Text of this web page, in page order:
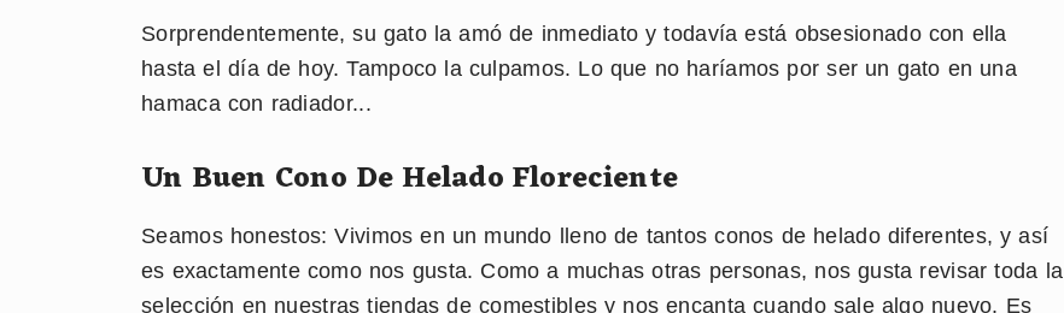
Sorprendentemente, su gato la amó de inmediato y todavía está obsesionado con ella
hasta el día de hoy. Tampoco la culpamos. Lo que no haríamos por ser un gato en una
hamaca con radiador...
Un Buen Cono De Helado Floreciente
Seamos honestos: Vivimos en un mundo lleno de tantos conos de helado diferentes, y así
es exactamente como nos gusta. Como a muchas otras personas, nos gusta revisar toda la
selección en nuestras tiendas de comestibles y nos encanta cuando sale algo nuevo. Es